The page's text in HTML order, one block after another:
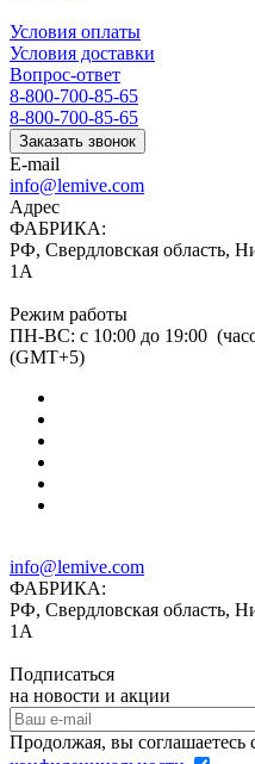
Условия оплаты
Условия доставки
Вопрос-ответ
8-800-700-85-65
8-800-700-85-65
Заказать звонок
E-mail
info@lemive.com
Адрес
ФАБРИКА:
РФ, Свердловская область,
1А
Режим работы
ПН-ВС: с 10:00 до 19:00
(GMT+5)
info@lemive.com
ФАБРИКА:
РФ, Свердловская область,
1А
Подписаться
на новости и акции
Продолжая, вы соглашаетесь